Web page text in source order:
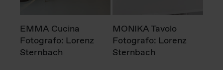
EMMA Cucina
Fotografo: Lorenz
Sternbach
MONIKA Tavolo
Fotografo: Lorenz
Sternbach